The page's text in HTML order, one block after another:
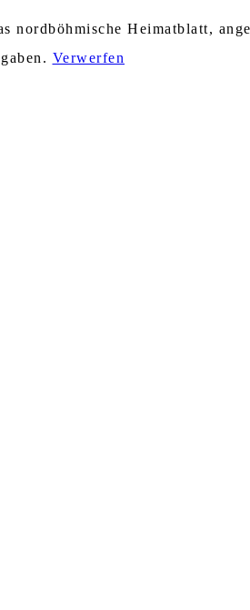
nordböhmische Heimatblatt,
Verwerfen